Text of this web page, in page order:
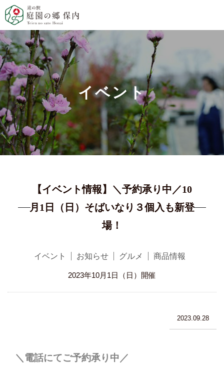
イベント
【イベント情報】＼予約承り中／10
月1日（日）そばいなり３個入も新登
場！
イベント お知らせ グルメ 商品情報
2023年10月1日（日）開催
2023.09.28
＼電話にてご予約承り中／